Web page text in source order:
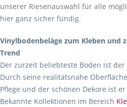
unserer Riesenauswahl für alle
hier ganz sicher fündig.
Vinylbodenbeläge zum Kleben und
Trend
Der zurzeit beliebteste Boden ist der
Durch seine realitätsnahe
Pflege und der schönen Dekore ist
Bekannte Kollektionen im Bereich